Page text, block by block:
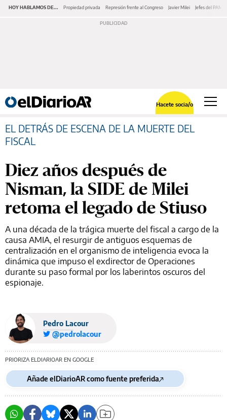
HOY HABLAMOS DE... Propiedad privada Represión frente al Congreso Javier Milei Jefes del PAMI
Hacete socia/o
EL DETRÁS DE ESCENA DE LA MUERTE DEL
FISCAL
Diez años después de
Nisman, la SIDE de Milei
retoma el legado de Stiuso
A una década de la trágica muerte del fiscal a cargo de la
causa AMIA, el resurgir de antiguos esquemas de
centralización en el organismo de inteligencia evoca la
dinámica que impuso el exdirector de Operaciones
durante su paso formal por los laberintos oscuros del
espionaje.
Pedro Lacour
@pedrolacour
PRIORIZA ELDIARIOAR EN GOOGLE
Añade elDiarioAR como fuente preferida